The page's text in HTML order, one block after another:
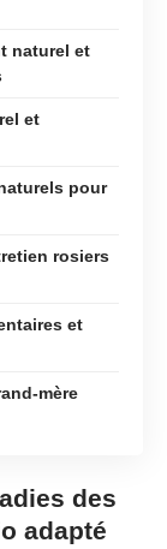
naturel et
et
pour
rosiers
et
mère
des
adapté